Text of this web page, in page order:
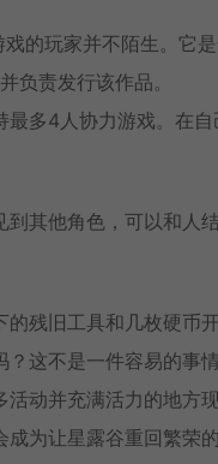
的玩家并不陌生。它
负责发行该作品。
多4人协力游戏。在
其他角色，可以和人
残旧工具和几枚硬币
这不是一件容易的事
动并充满活力的地方
为让星露谷重回繁荣